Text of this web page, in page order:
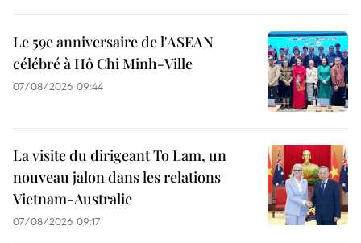
Le 59e anniversaire de l'ASEAN
célébré à Hô Chi Minh-Ville
07/08/2026 09:44
La visite du dirigeant To Lam, un
nouveau jalon dans les relations
Vietnam-Australie
07/08/2026 09:17